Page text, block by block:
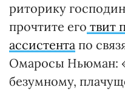
риторику
прочтите его твит
ассистента по
Омаросы Ньюман:
безумному,